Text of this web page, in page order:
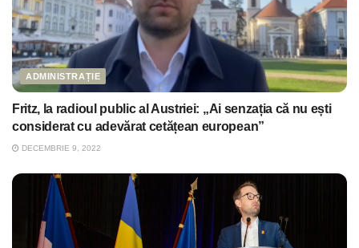
ADMINISTRAȚIE
Fritz, la radioul public al Austriei: „Ai senzația că nu ești
considerat cu adevărat cetățean european”
DECEMBRIE 9, 2022